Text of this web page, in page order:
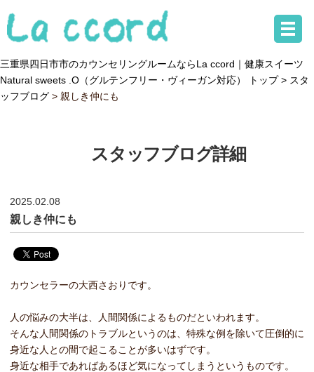
三重県四日市市のカウンセリングルームならLa ccord｜健康スイーツ
Natural sweets .O（グルテンフリー・ヴィーガン対応） トップ > スタ
ッフブログ > 親しき仲にも
スタッフブログ詳細
2025.02.08
親しき仲にも
カウンセラーの大西さおりです。
人の悩みの大半は、人間関係によるものだといわれます。
そんな人間関係のトラブルというのは、特殊な例を除いて圧倒的に
身近な人との間で起こることが多いはずです。
身近な相手であればあるほど気になってしまうというものです。